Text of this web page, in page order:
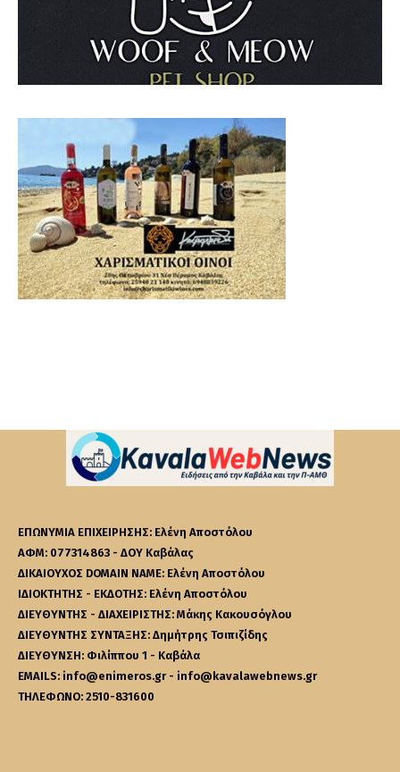
ΕΠΩΝΥΜΙΑ ΕΠΙΧΕΙΡΗΣΗΣ: Ελένη Αποστόλου
ΑΦΜ: 077314863 - ΔΟΥ Καβάλας
ΔΙΚΑΙΟΥΧΟΣ DOMAIN NAME: Ελένη Αποστόλου
ΙΔΙΟΚΤΗΤΗΣ - ΕΚΔΟΤΗΣ: Ελένη Αποστόλου
ΔΙΕΥΘΥΝΤΗΣ - ΔΙΑΧΕΙΡΙΣΤΗΣ: Μάκης Κακουσόγλου
ΔΙΕΥΘΥΝΤΗΣ ΣΥΝΤΑΞΗΣ: Δημήτρης Τσιπιζίδης
ΔΙΕΥΘΥΝΣΗ: Φιλίππου 1 - Καβάλα
EMAILS: info@enimeros.gr - info@kavalawebnews.gr
ΤΗΛΕΦΩΝΟ: 2510-831600